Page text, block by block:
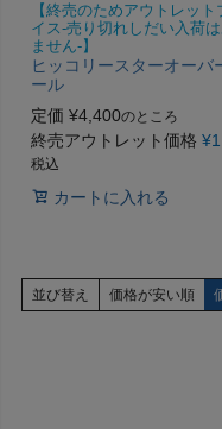
【終売のためアウトレット
イス-売り切れしだい入荷は
ません-】
ヒッコリースターオーバ
ール
定価 ¥4,400のところ
終売アウトレット価格 ¥
税込
カートに入れる
並び替え 価格が安い順